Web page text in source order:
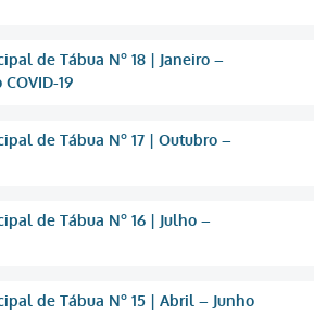
de Tábua Nº 18 | Janeiro –
19
de Tábua Nº 17 | Outubro –
de Tábua Nº 16 | Julho –
de Tábua Nº 15 | Abril – Junho